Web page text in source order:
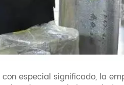
con especial significado, la